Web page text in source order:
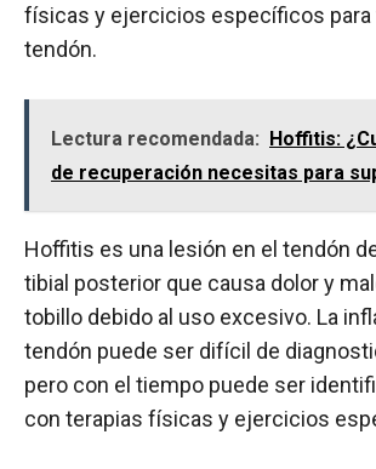
físicas y ejercicios específicos para
tendón.
Lectura recomendada: Hoffitis:
de recuperación necesitas para
Hoffitis es una lesión en el tendón
tibial posterior que causa dolor y
tobillo debido al uso excesivo. La
tendón puede ser difícil de
pero con el tiempo puede ser
con terapias físicas y ejercicios